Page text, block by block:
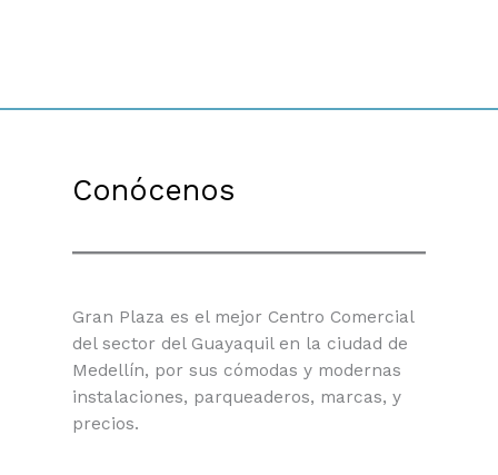
Conócenos
Gran Plaza es el mejor Centro Comercial
del sector del Guayaquil en la ciudad de
Medellín, por sus cómodas y modernas
instalaciones, parqueaderos, marcas, y
precios.